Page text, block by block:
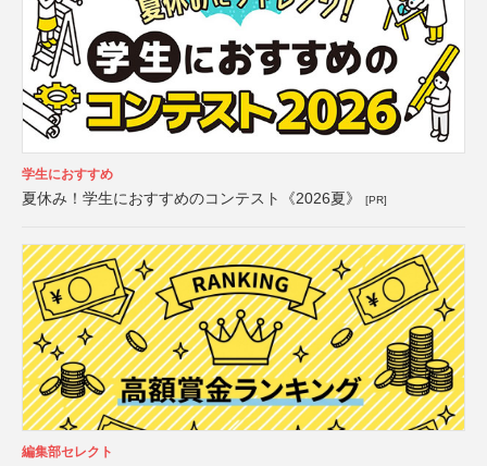
学生におすすめ
夏休み！学生におすすめのコンテスト《2026夏》 [PR]
編集部セレクト